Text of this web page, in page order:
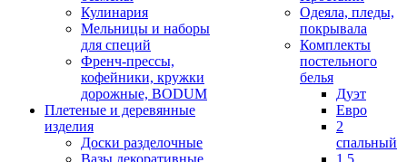
Кулинария
Мельницы и наборы
для специй
Френч-прессы,
кофейники, кружки
дорожные, BODUM
Плетеные и деревянные
изделия
Доски разделочные
Вазы декоративные
Одеяла, пледы,
покрывала
Комплекты
постельного
белья
Дуэт
Евро
2
спальный
1,5